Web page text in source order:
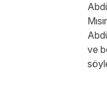
ve